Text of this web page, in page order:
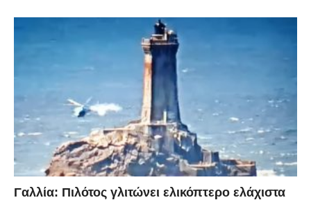
Γαλλία: Πιλότος γλιτώνει ελικόπτερο ελάχιστα